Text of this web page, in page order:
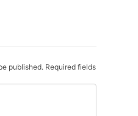
published. Required fields